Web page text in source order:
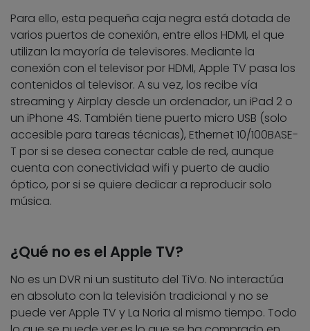
Para ello, esta pequeña caja negra está dotada de
varios puertos de conexión, entre ellos HDMI, el que
utilizan la mayoría de televisores. Mediante la
conexión con el televisor por HDMI, Apple TV pasa los
contenidos al televisor. A su vez, los recibe vía
streaming y Airplay desde un ordenador, un iPad 2 o
un iPhone 4S. También tiene puerto micro USB (solo
accesible para tareas técnicas), Ethernet 10/100BASE-
T por si se desea conectar cable de red, aunque
cuenta con conectividad wifi y puerto de audio
óptico, por si se quiere dedicar a reproducir solo
música.
¿Qué no es el Apple TV?
No es un DVR ni un sustituto del TiVo. No interactúa
en absoluto con la televisión tradicional y no se
puede ver Apple TV y La Noria al mismo tiempo. Todo